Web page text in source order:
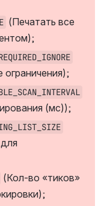
(Печатать все
ограничения);
(мс));
(Кол-во «тиков»